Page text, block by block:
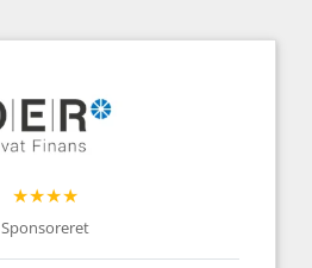
★★★★
Sponsoreret